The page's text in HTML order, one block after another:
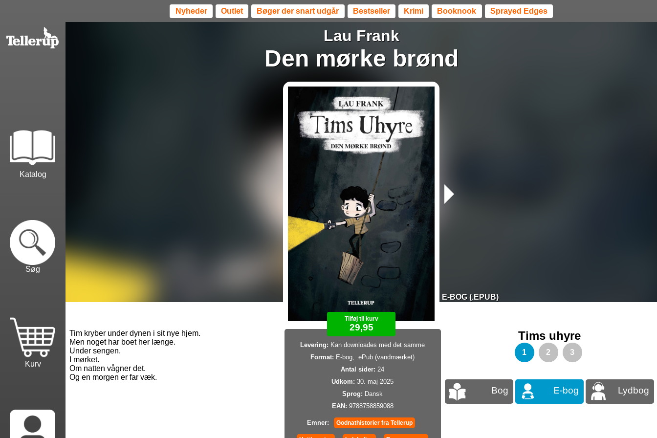
Nyheder Outlet Bøger der snart udgår Bestseller Krimi Booknook Sprayed Edges
Katalog
Søg
Kurv
Lau Frank
Den mørke brønd
E-BOG (.EPUB)
Tilføj til kurv
29,95
Levering: Kan downloades med det samme
Format: E-bog, .ePub (vandmærket)
Antal sider: 24
Udkom: 30. maj 2025
Sprog: Dansk
EAN: 9788758859088
Emner: Godnathistorier fra Tellerup
Tim kryber under dynen i sit nye hjem.
Men noget har boet her længe.
Under sengen.
I mørket.
Om natten vågner det.
Og en morgen er far væk.
Tims uhyre
1 2 3
Bog E-bog Lydbog